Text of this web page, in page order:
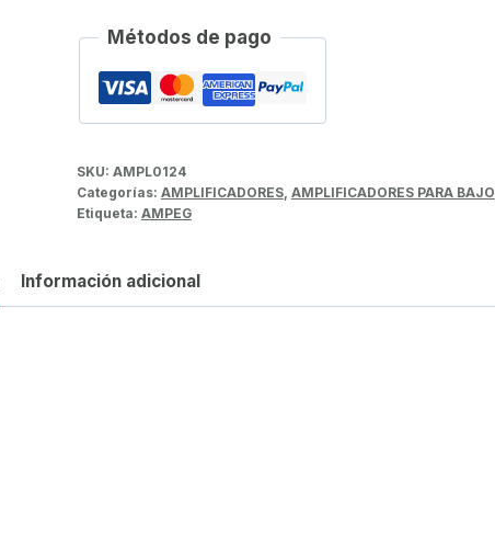
Métodos de pago
SKU: AMPL0124
Categorías: AMPLIFICADORES, AMPLIFICADORES PARA BAJO
Etiqueta: AMPEG
Información adicional